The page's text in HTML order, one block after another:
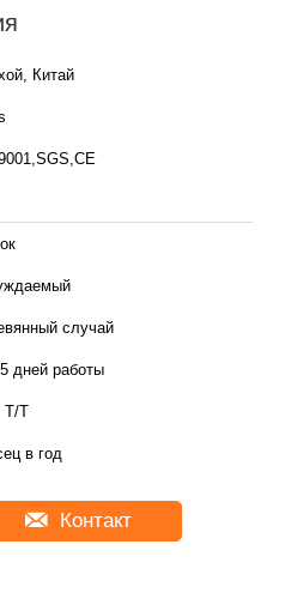
Китай
случай
дней работы
Т/Т
в год
Контакт